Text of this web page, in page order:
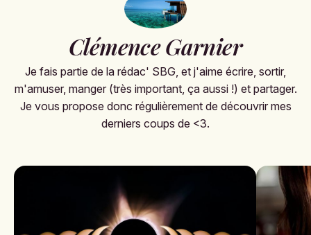
Clémence Garnier
Je fais partie de la rédac' SBG, et j'aime écrire, sortir,
m'amuser, manger (très important, ça aussi !) et partager.
Je vous propose donc régulièrement de découvrir mes
derniers coups de <3.